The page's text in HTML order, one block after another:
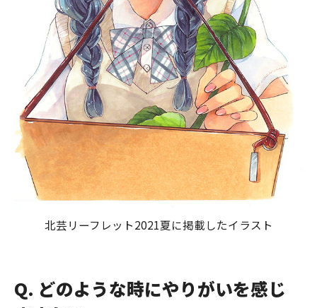
北芸リーフレット2021夏に掲載したイラスト
Q. どのような時にやりがいを感じ